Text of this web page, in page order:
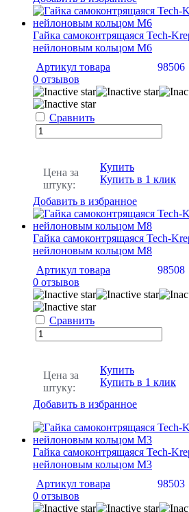
Гайка самоконтрящаяся Tech-
нейлоновым кольцом М6
Артикул товара
98506
0 отзывов
Сравнить
Цена за
штуку:
Купить
Купить в 1 клик
Добавить в избранное
Гайка самоконтрящаяся Tech-
нейлоновым кольцом М8
Артикул товара
98508
0 отзывов
Сравнить
Цена за
штуку:
Купить
Купить в 1 клик
Добавить в избранное
Гайка самоконтрящаяся Tech-
нейлоновым кольцом М3
Артикул товара
98503
0 отзывов